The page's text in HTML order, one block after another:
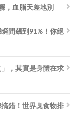
，血脂天差地別
間飆到91%！你絕
，其實是身體在求
錯！世界臭食物排